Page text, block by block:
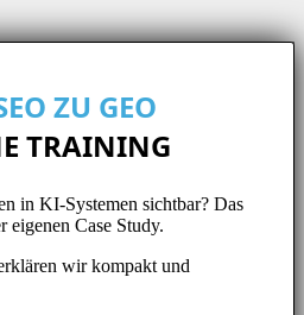
ZU GEO
TRAINING
in KI-Systemen sichtbar? Das
eigenen Case Study.
wir kompakt und